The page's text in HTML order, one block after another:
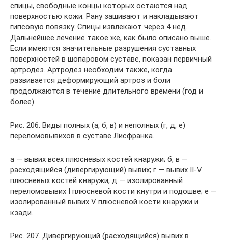
спицы, свободные концы которых остаются над
поверхностью кожи. Рану зашивают и накладывают
гипсовую повязку. Спицы извлекают через 4 нед.
Дальнейшее лечение такое же, как было описано выше.
Если имеются значительные разрушения суставных
поверхностей в шопаровом суставе, показан первичный
артродез. Артродез необходим также, когда
развивается деформирующий артроз и боли
продолжаются в течение длительного времени (год и
более).
Рис. 206. Виды полных (а, б, в) и неполных (г, д, е)
переломовывихов в суставе Лисфранка.
а — вывих всех плюсневых костей кнаружи; б, в —
расходящийся (дивергирующий) вывих; г — вывих II-V
плюсневых костей кнаружи; д — изолированный
переломовывих I плюсневой кости кнутри и подошве; е —
изолированный вывих V плюсневой кости кнаружи и
кзади.
Рис. 207. Дивергирующий (расходящийся) вывих в